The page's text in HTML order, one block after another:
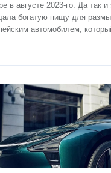
в августе 2023-го. Да так
богатую пищу для
автомобилем,